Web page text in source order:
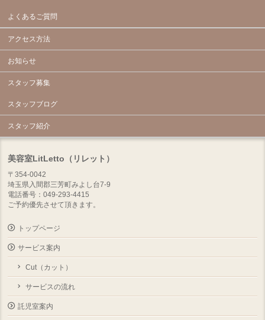
よくあるご質問
アクセス方法
お知らせ
スタッフ募集
スタッフブログ
スタッフ紹介
美容室LitLetto（リレット）
〒354-0042
埼玉県入間郡三芳町みよし台7-9
電話番号：049-293-4415
ご予約優先させて頂きます。
トップページ
サービス案内
Cut（カット）
サービスの流れ
託児室案内